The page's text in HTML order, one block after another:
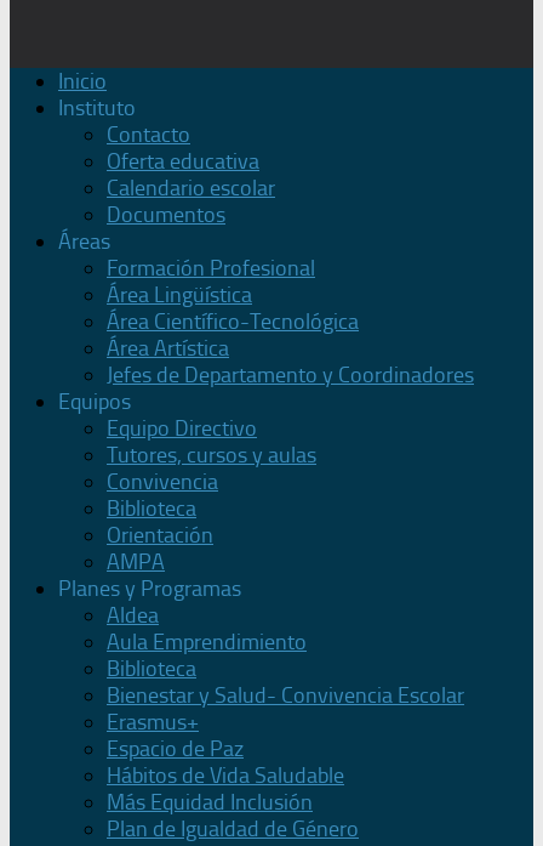
Inicio
Instituto
Contacto
Oferta educativa
Calendario escolar
Documentos
Áreas
Formación Profesional
Área Lingüística
Área Científico-Tecnológica
Área Artística
Jefes de Departamento y Coordinadores
Equipos
Equipo Directivo
Tutores, cursos y aulas
Convivencia
Biblioteca
Orientación
AMPA
Planes y Programas
Aldea
Aula Emprendimiento
Biblioteca
Bienestar y Salud- Convivencia Escolar
Erasmus+
Espacio de Paz
Hábitos de Vida Saludable
Más Equidad Inclusión
Plan de Igualdad de Género